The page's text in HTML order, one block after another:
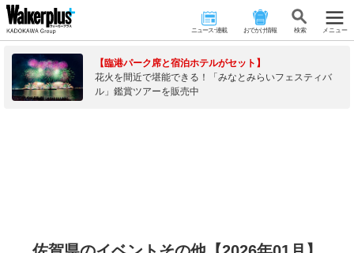
ニュース･連載 おでかけ情報 検 索 メニュー
【臨港パーク席と宿泊ホテルがセット】
花火を間近で堪能できる！「みなとみらいフェスティバ
ル」鑑賞ツアーを販売中